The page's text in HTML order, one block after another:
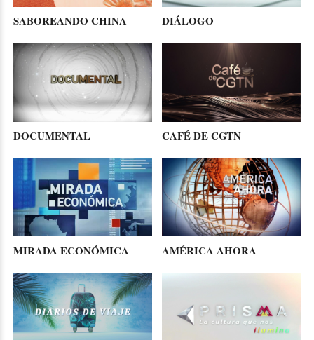
SABOREANDO CHINA DIÁLOGO
DOCUMENTAL CAFÉ DE CGTN
MIRADA ECONÓMICA AMÉRICA AHORA